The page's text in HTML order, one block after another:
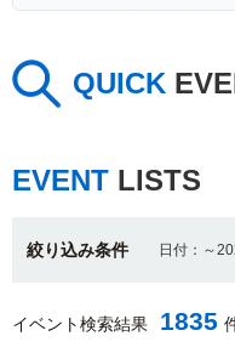
QUICK
EVENT LISTS
絞り込み条件 日付：～
イベント検索結果 1835